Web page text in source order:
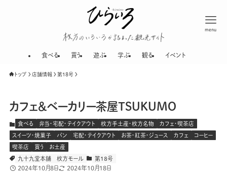
menu
食べる 買う 遊ぶ 学ぶ 観る イベント
トップ 店舗情報 第１８号
カフェ＆ベーカリー茶屋TSUKUMO
食べる 弁当・宅配・テイクアウト 枚方手土産・枚方名物 カフェ・喫茶店
スイーツ・焼菓子 パン 宅配・テイクアウト お茶・紅茶・ジュース カフェ コーヒー
喫茶店 買う お土産
九十九堂本舗 枚方モール 第１８号
2024年10月8日 2024年10月18日